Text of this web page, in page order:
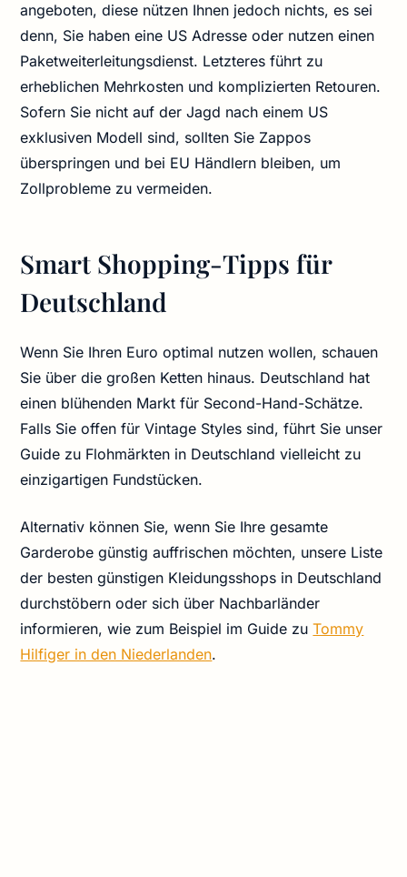
angeboten, diese nützen Ihnen jedoch nichts, es sei
denn, Sie haben eine US Adresse oder nutzen einen
Paketweiterleitungsdienst. Letzteres führt zu
erheblichen Mehrkosten und komplizierten Retouren.
Sofern Sie nicht auf der Jagd nach einem US
exklusiven Modell sind, sollten Sie Zappos
überspringen und bei EU Händlern bleiben, um
Zollprobleme zu vermeiden.
Smart Shopping-Tipps für
Deutschland
Wenn Sie Ihren Euro optimal nutzen wollen, schauen
Sie über die großen Ketten hinaus. Deutschland hat
einen blühenden Markt für Second-Hand-Schätze.
Falls Sie offen für Vintage Styles sind, führt Sie unser
Guide zu Flohmärkten in Deutschland vielleicht zu
einzigartigen Fundstücken.
Alternativ können Sie, wenn Sie Ihre gesamte
Garderobe günstig auffrischen möchten, unsere Liste
der besten günstigen Kleidungsshops in Deutschland
durchstöbern oder sich über Nachbarländer
informieren, wie zum Beispiel im Guide zuTommy
Hilfiger in den Niederlanden.